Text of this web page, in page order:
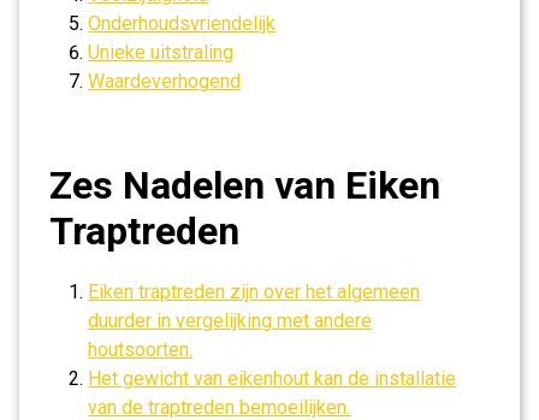
Onderhoudsvriendelijk
Unieke uitstraling
Waardeverhogend
Zes Nadelen van Eiken
Traptreden
Eiken traptreden zijn over het algemeen
duurder in vergelijking met andere
houtsoorten.
Het gewicht van eikenhout kan de installatie
van de traptreden bemoeilijken.